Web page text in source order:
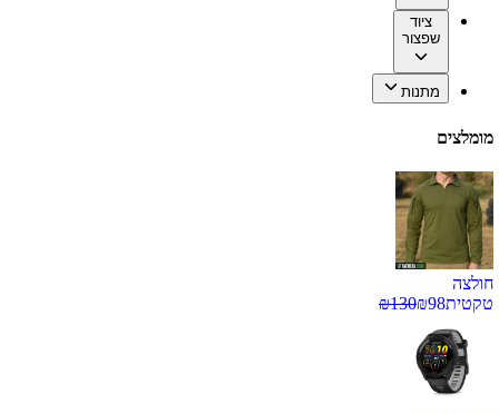
ציוד
שפצור
מתנות
מומלצים
חולצה
טקטית
₪98
₪130